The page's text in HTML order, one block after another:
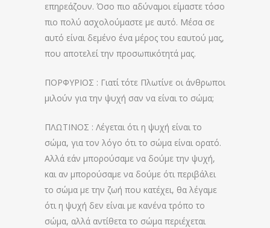
επηρεάζουν. Όσο πιο αδύναμοι είμαστε τόσο
πιο πολύ ασχολούμαστε με αυτό. Μέσα σε
αυτό είναι δεμένο ένα μέρος του εαυτού μας,
που αποτελεί την προσωπικότητά μας.
ΠΟΡΦΥΡΙΟΣ : Γιατί τότε Πλωτίνε οι άνθρωποι
μιλούν για την ψυχή σαν να είναι το σώμα;
ΠΛΩΤΙΝΟΣ : Λέγεται ότι η ψυχή είναι το
σώμα, για τον λόγο ότι το σώμα είναι ορατό.
Αλλά εάν μπορούσαμε να δούμε την ψυχή,
και αν μπορούσαμε να δούμε ότι περιβάλει
το σώμα με την ζωή που κατέχει, θα λέγαμε
ότι η ψυχή δεν είναι με κανένα τρόπο το
σώμα, αλλά αντίθετα το σώμα περιέχεται